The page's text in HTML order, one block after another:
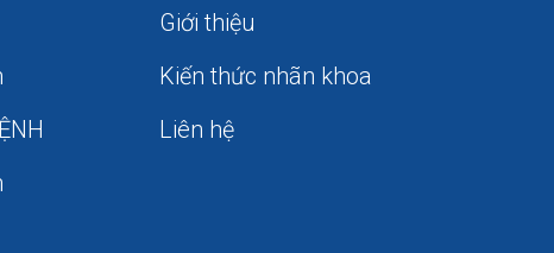
Giới thiệu
Kiến thức nhãn khoa
Liên hệ